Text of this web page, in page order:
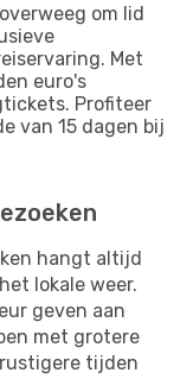
overweeg om lid
Met
euro's
Profiteer
van 15 dagen bij
hangt altijd
lokale weer.
geven aan
met grotere
tijden